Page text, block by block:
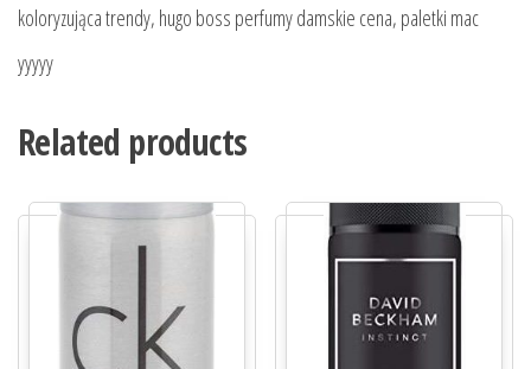
koloryzująca trendy, hugo boss perfumy damskie cena, paletki mac
yyyyy
Related products